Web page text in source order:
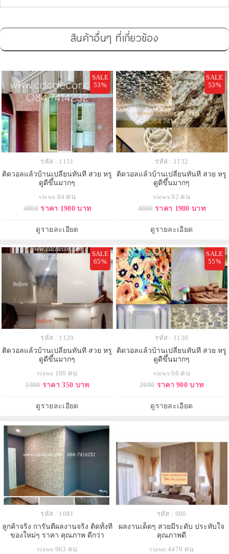
สินค้าอื่นๆ ที่เกี่ยวข้อง
SALE
53%
รหัส : 1131
ติดวอลแล้วบ้านเปลี่ยนทันที สวย หรู
ดูดีขึ้นมากๆ
views 84 คน
4000 ราคา 1900 บาท
ดูรายละเอียด
SALE
53%
รหัส : 1132
ติดวอลแล้วบ้านเปลี่ยนทันที สวย หรู
ดูดีขึ้นมากๆ
views 92 คน
4000 ราคา 1900 บาท
ดูรายละเอียด
SALE
65%
รหัส : 1129
ติดวอลแล้วบ้านเปลี่ยนทันที สวย หรู
ดูดีขึ้นมากๆ
views 100 คน
1000 ราคา 350 บาท
ดูรายละเอียด
SALE
55%
รหัส : 1130
ติดวอลแล้วบ้านเปลี่ยนทันที สวย หรู
ดูดีขึ้นมากๆ
views 98 คน
2000 ราคา 900 บาท
ดูรายละเอียด
รหัส : 1081
ลูกค้าจริง การันตีผลงานจริง ติดทั้งที
ของใหม่ๆ ราคา คุณภาพ ดีกว่า
views 963 คน
รหัส : 900
ผลงานเด็ดๆ สวยมีระดับ ประทับใจ
คุณภาพดี
views 4479 คน